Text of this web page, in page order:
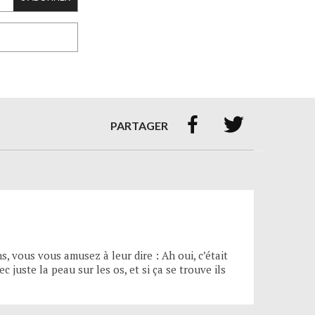
PARTAGER  
vous vous amusez à leur dire : Ah oui, c’était
juste la peau sur les os, et si ça se trouve ils